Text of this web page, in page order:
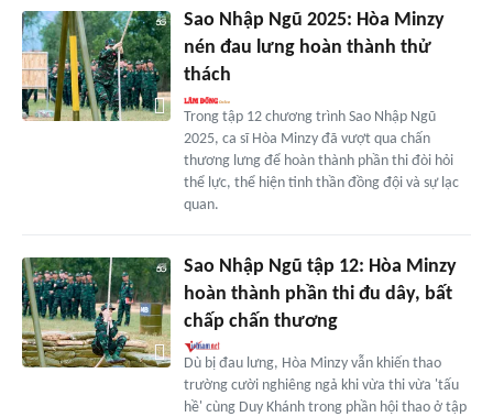
Sao Nhập Ngũ 2025: Hòa Minzy
nén đau lưng hoàn thành thử
thách
Trong tập 12 chương trình Sao Nhập Ngũ
2025, ca sĩ Hòa Minzy đã vượt qua chấn
thương lưng để hoàn thành phần thi đòi hỏi
thể lực, thể hiện tinh thần đồng đội và sự lạc
quan.
Sao Nhập Ngũ tập 12: Hòa Minzy
hoàn thành phần thi đu dây, bất
chấp chấn thương
Dù bị đau lưng, Hòa Minzy vẫn khiến thao
trường cười nghiêng ngả khi vừa thi vừa 'tấu
hề' cùng Duy Khánh trong phần hội thao ở tập